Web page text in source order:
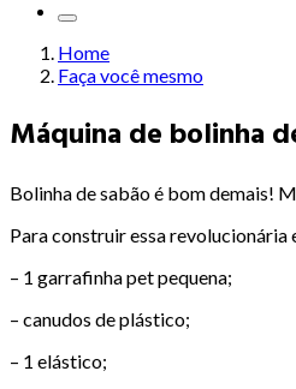
Home
Faça você mesmo
Máquina de bolinha
Bolinha de sabão é bom demais!
Para construir essa revolucionária
– 1 garrafinha pet pequena;
– canudos de plástico;
– 1 elástico;